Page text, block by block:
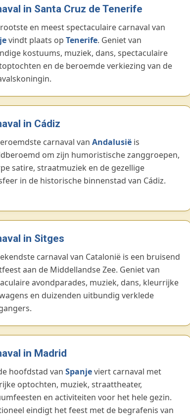
in Santa Cruz de Tenerife
en meest spectaculaire carnaval van
vindt plaats op Tenerife. Geniet van
kostuums, muziek, dans, spectaculaire
en de beroemde verkiezing van de
in Cádiz
carnaval van Andalusië is
om zijn humoristische zanggroepen,
satire, straatmuziek en de gezellige
in de historische binnenstad van Cádiz.
in Sitges
carnaval van Catalonië is een bruisend
aan de Middellandse Zee. Geniet van
avondparades, muziek, dans, kleurrijke
en duizenden uitbundig verklede
in Madrid
hoofdstad van Spanjeviert carnaval met
optochten, muziek, straattheater,
en activiteiten voor het hele gezin.
eindigt het feest met de begrafenis van